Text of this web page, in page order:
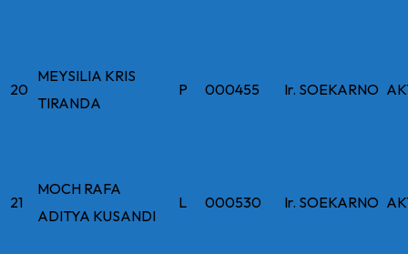
20
MEYSILIA KRIS
TIRANDA
P 000455 Ir. SOEKARNO
21
MOCH RAFA
ADITYA KUSANDI
L 000530 Ir. SOEKARNO